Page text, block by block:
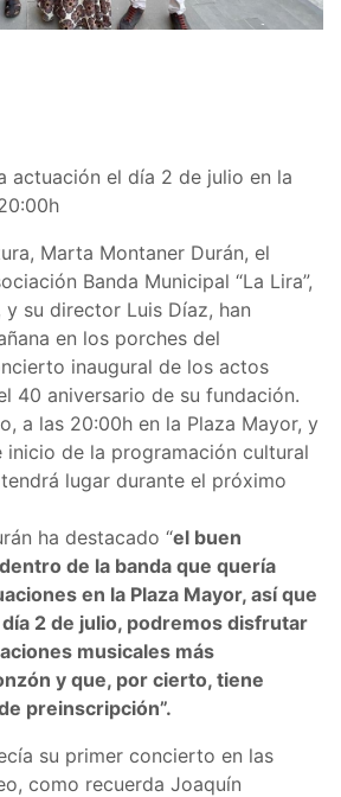
actuación el día 2 de julio en la
Marta Montaner Durán, el
Banda Municipal “La Lira”,
su director Luis Díaz, han
en los porches del
inaugural de los actos
40 aniversario de su fundación.
a las 20:00h en la Plaza Mayor, y
inicio de la programación cultural
tendrá lugar durante el próximo
ha destacado “el buen
de la banda que quería
en la Plaza Mayor, así que
2 de julio, podremos disfrutar
musicales más
y que, por cierto, tiene
preinscripción”.
su primer concierto en las
como recuerda Joaquín